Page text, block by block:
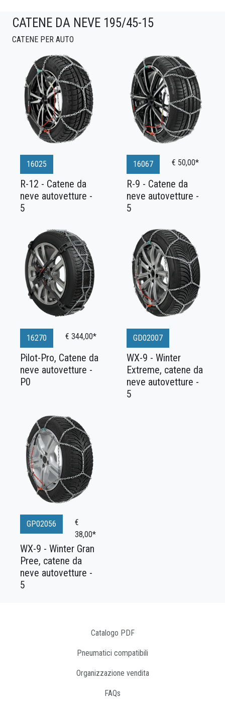
CATENE DA NEVE 195/45-15
CATENE PER AUTO
16025
R-12 - Catene da
neve autovetture -
5
16067 € 50,00*
R-9 - Catene da
neve autovetture -
5
16270 € 344,00*
Pilot-Pro, Catene da
neve autovetture -
P0
GD02007
WX-9 - Winter
Extreme, catene da
neve autovetture -
5
GP02056
€
38,00*
WX-9 - Winter Gran
Pree, catene da
neve autovetture -
5
Catalogo PDF
Pneumatici compatibili
Organizzazione vendita
FAQs